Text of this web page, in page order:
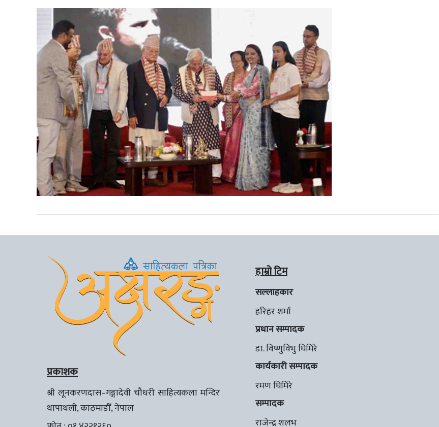
प्रकाशक
श्री लूनकरणदास–गङ्गादेवी चौधरी साहित्यकला मन्दिर
थापाथली, काठमाडौँ, नेपाल
हाम्रो टिम
सल्लाहकार
हरिहर शर्मा
प्रधान सम्पादक
डा. विष्णुविभु घिमिरे
कार्यकारी सम्पादक
रमण घिमिरे
सम्पादक
राजेन्द्र शलभ